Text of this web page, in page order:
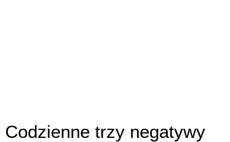
Codzienne trzy negatywy